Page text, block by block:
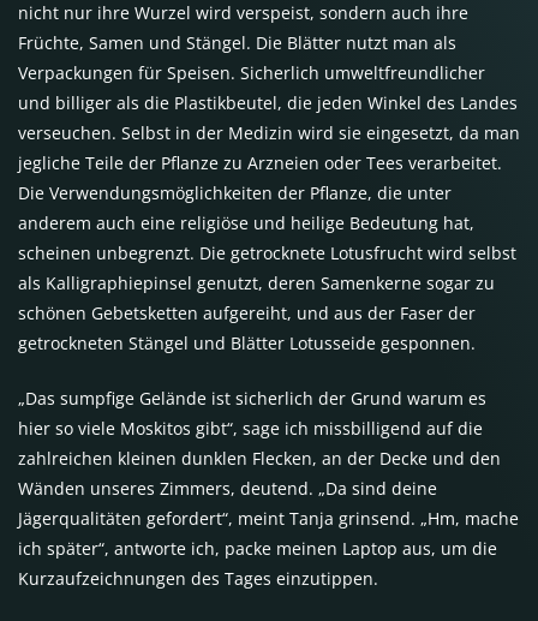
nicht nur ihre Wurzel wird verspeist, sondern auch ihre
Früchte, Samen und Stängel. Die Blätter nutzt man als
Verpackungen für Speisen. Sicherlich umweltfreundlicher
und billiger als die Plastikbeutel, die jeden Winkel des Landes
verseuchen. Selbst in der Medizin wird sie eingesetzt, da man
jegliche Teile der Pflanze zu Arzneien oder Tees verarbeitet.
Die Verwendungsmöglichkeiten der Pflanze, die unter
anderem auch eine religiöse und heilige Bedeutung hat,
scheinen unbegrenzt. Die getrocknete Lotusfrucht wird selbst
als Kalligraphiepinsel genutzt, deren Samenkerne sogar zu
schönen Gebetsketten aufgereiht, und aus der Faser der
getrockneten Stängel und Blätter Lotusseide gesponnen.
„Das sumpfige Gelände ist sicherlich der Grund warum es
hier so viele Moskitos gibt“, sage ich missbilligend auf die
zahlreichen kleinen dunklen Flecken, an der Decke und den
Wänden unseres Zimmers, deutend. „Da sind deine
Jägerqualitäten gefordert“, meint Tanja grinsend. „Hm, mache
ich später“, antworte ich, packe meinen Laptop aus, um die
Kurzaufzeichnungen des Tages einzutippen.